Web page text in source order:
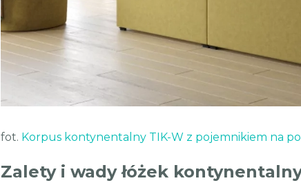
fot. Korpus kontynentalny TIK-W z pojemnikiem na
Zalety i wady łóżek